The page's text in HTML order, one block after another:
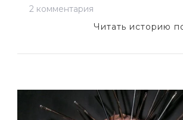
2 комментария
записи
слепые
Читать историю